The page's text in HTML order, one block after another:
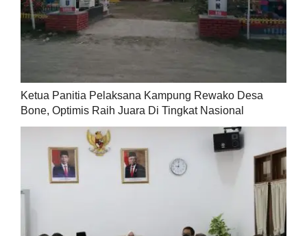
Ketua Panitia Pelaksana Kampung Rewako Desa
Bone, Optimis Raih Juara Di Tingkat Nasional